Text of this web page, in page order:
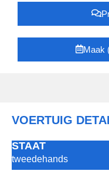
Maak
VOERTUIG
STAAT
tweedehands